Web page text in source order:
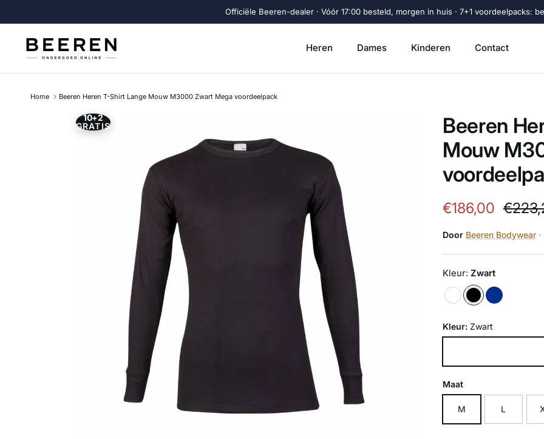
Officiële Beeren-dealer · Vóór 17:00 besteld, morgen in huis · 7+1 voordeelpacks:
Heren Dames Kinderen Contact
Home Beeren Heren T-Shirt Lange Mouw M3000 Zwart Mega voordeelpack
Ga direct naar productinformatie
10+2
GRATIS
Beeren
Mouw
Verkoopprijs
€186,00
Door Beeren Bodywear
Kleur: Zwart
Kleur: Zwart
Maat
M L